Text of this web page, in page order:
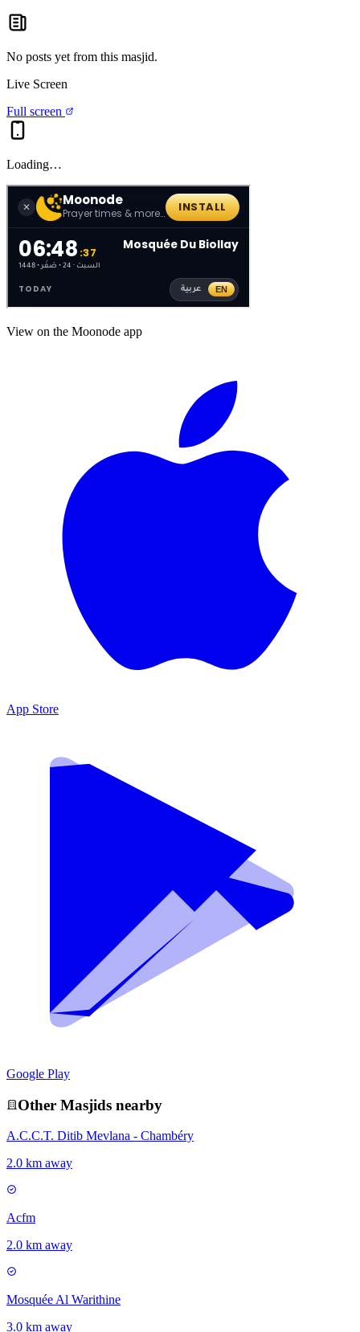
No posts yet from this masjid.
Live Screen
Full screen
Loading…
View on the Moonode app
App Store
Google Play
Other Masjids nearby
A.C.C.T. Ditib Mevlana - Chambéry
2.0 km away
Acfm
2.0 km away
Mosquée Al Warithine
3.0 km away